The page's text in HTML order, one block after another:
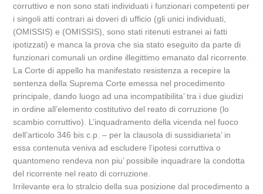
corruttivo e non sono stati individuati i funzionari competenti per
i singoli atti contrari ai doveri di ufficio (gli unici individuati,
(OMISSIS) e (OMISSIS), sono stati ritenuti estranei ai fatti
ipotizzati) e manca la prova che sia stato eseguito da parte di
funzionari comunali un ordine illegittimo emanato dal ricorrente.
La Corte di appello ha manifestato resistenza a recepire la
sentenza della Suprema Corte emessa nel procedimento
principale, dando luogo ad una incompatibilita’ tra i due giudizi
in ordine all’elemento costitutivo del reato di corruzione (lo
scambio corruttivo). L’inquadramento della vicenda nel fuoco
dell’articolo 346 bis c.p. – per la clausola di sussidiarieta’ in
essa contenuta veniva ad escludere l’ipotesi corruttiva o
quantomeno rendeva non piu’ possibile inquadrare la condotta
del ricorrente nel reato di corruzione.
Irrilevante era lo stralcio della sua posizione dal procedimento a